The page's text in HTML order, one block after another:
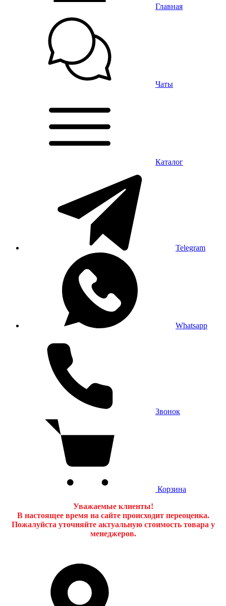
Главная
Чаты
Каталог
Telegram
Whatsapp
Звонок
Корзина
Уважаемые клиенты!
В настоящее время на сайте происходит переоценка.
Пожалуйста уточняйте актуальную стоимость товара у
менеджеров.